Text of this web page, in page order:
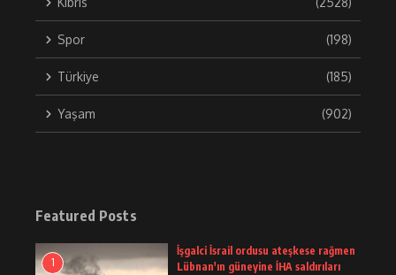
Spor (198)
Türkiye (185)
Yaşam (902)
Featured Posts
1
İşgalci İsrail ordusu ateşkese rağmen
Lübnan'ın güneyine İHA saldırıları